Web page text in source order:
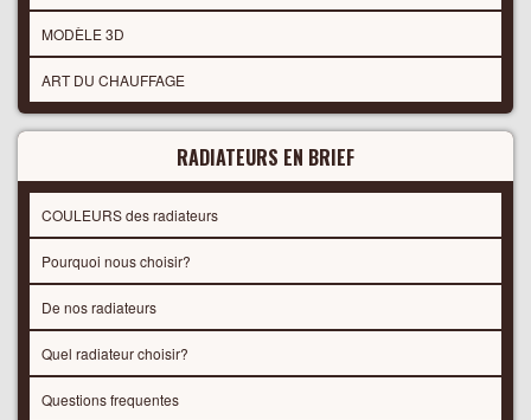
MODÈLE 3D
ART DU CHAUFFAGE
RADIATEURS EN BRIEF
COULEURS des radiateurs
Pourquoi nous choisir?
De nos radiateurs
Quel radiateur choisir?
Questions frequentes